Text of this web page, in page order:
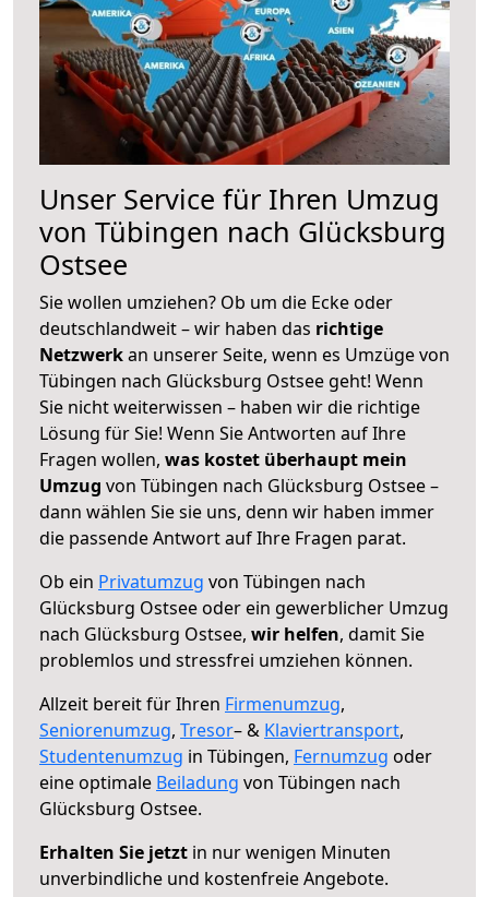
Unser Service für Ihren Umzug
von Tübingen nach Glücksburg
Ostsee
Sie wollen umziehen? Ob um die Ecke oder
deutschlandweit – wir haben das richtige
Netzwerkan unserer Seite, wenn es Umzüge von
Tübingen nach Glücksburg Ostsee geht! Wenn
Sie nicht weiterwissen – haben wir die richtige
Lösung für Sie! Wenn Sie Antworten auf Ihre
Fragen wollen, was kostet überhaupt mein
Umzug von Tübingen nach Glücksburg Ostsee –
dann wählen Sie sie uns, denn wir haben immer
die passende Antwort auf Ihre Fragen parat.
Ob ein Privatumzug von Tübingen nach
Glücksburg Ostsee oder ein gewerblicher Umzug
nach Glücksburg Ostsee, wir helfen, damit Sie
problemlos und stressfrei umziehen können.
Allzeit bereit für Ihren Firmenumzug,
Seniorenumzug, Tresor– & Klaviertransport,
Studentenumzug in Tübingen, Fernumzug oder
eine optimale Beiladung von Tübingen nach
Glücksburg Ostsee.
Erhalten Sie jetzt in nur wenigen Minuten
unverbindliche und kostenfreie Angebote.